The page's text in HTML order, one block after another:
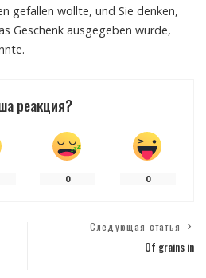
gefallen wollte, und Sie denken,
Geschenk ausgegeben wurde,
реакция?
0 0
Следующая статья
Of grains in